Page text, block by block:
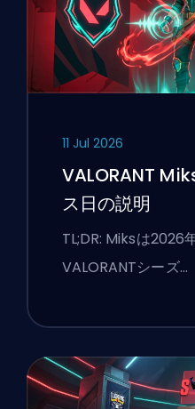
11 Jul 2026
VALORANT
ス日の説明
TL;DR: Miksは2026
VALORANTシーズ…